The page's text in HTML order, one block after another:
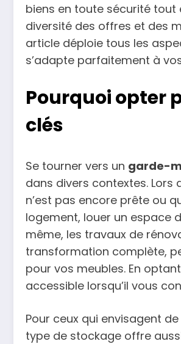
biens en toute sécurité tout
diversité des offres et des
article déploie tous les
s’adapte parfaitement à
Pourquoi opter
clés
Se tourner vers un garde-
dans divers contextes. Lors
n’est pas encore prête ou
logement, louer un espace
même, les travaux de
transformation complète,
pour vos meubles. En
accessible lorsqu’il vous
Pour ceux qui envisagent
type de stockage offre